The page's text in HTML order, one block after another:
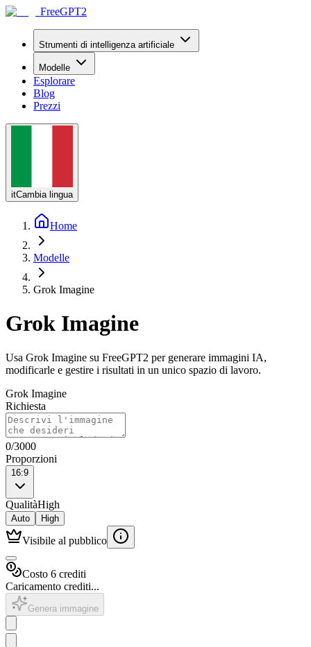
FreeGPT2
Strumenti di intelligenza artificiale
Modelle
Esplorare
Blog
Prezzi
itCambia lingua
Home
Modelle
Grok Imagine
Grok Imagine
Usa Grok Imagine su FreeGPT2 per generare immagini IA,
modificarle e gestire i risultati in un unico spazio di lavoro.
Grok Imagine
Richiesta
0/3000
Proporzioni
16:9
QualitàHigh
Auto High
Visibile al pubblico
Costo 6 crediti
Caricamento crediti...
Genera immagine